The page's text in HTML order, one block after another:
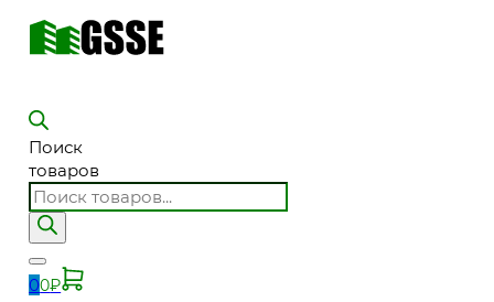
Поиск
товаров
00₽